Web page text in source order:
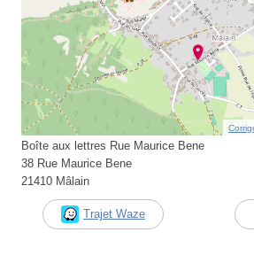
Boîte aux lettres Rue Maurice Bene
38 Rue Maurice Bene
21410 Mâlain
Trajet Waze